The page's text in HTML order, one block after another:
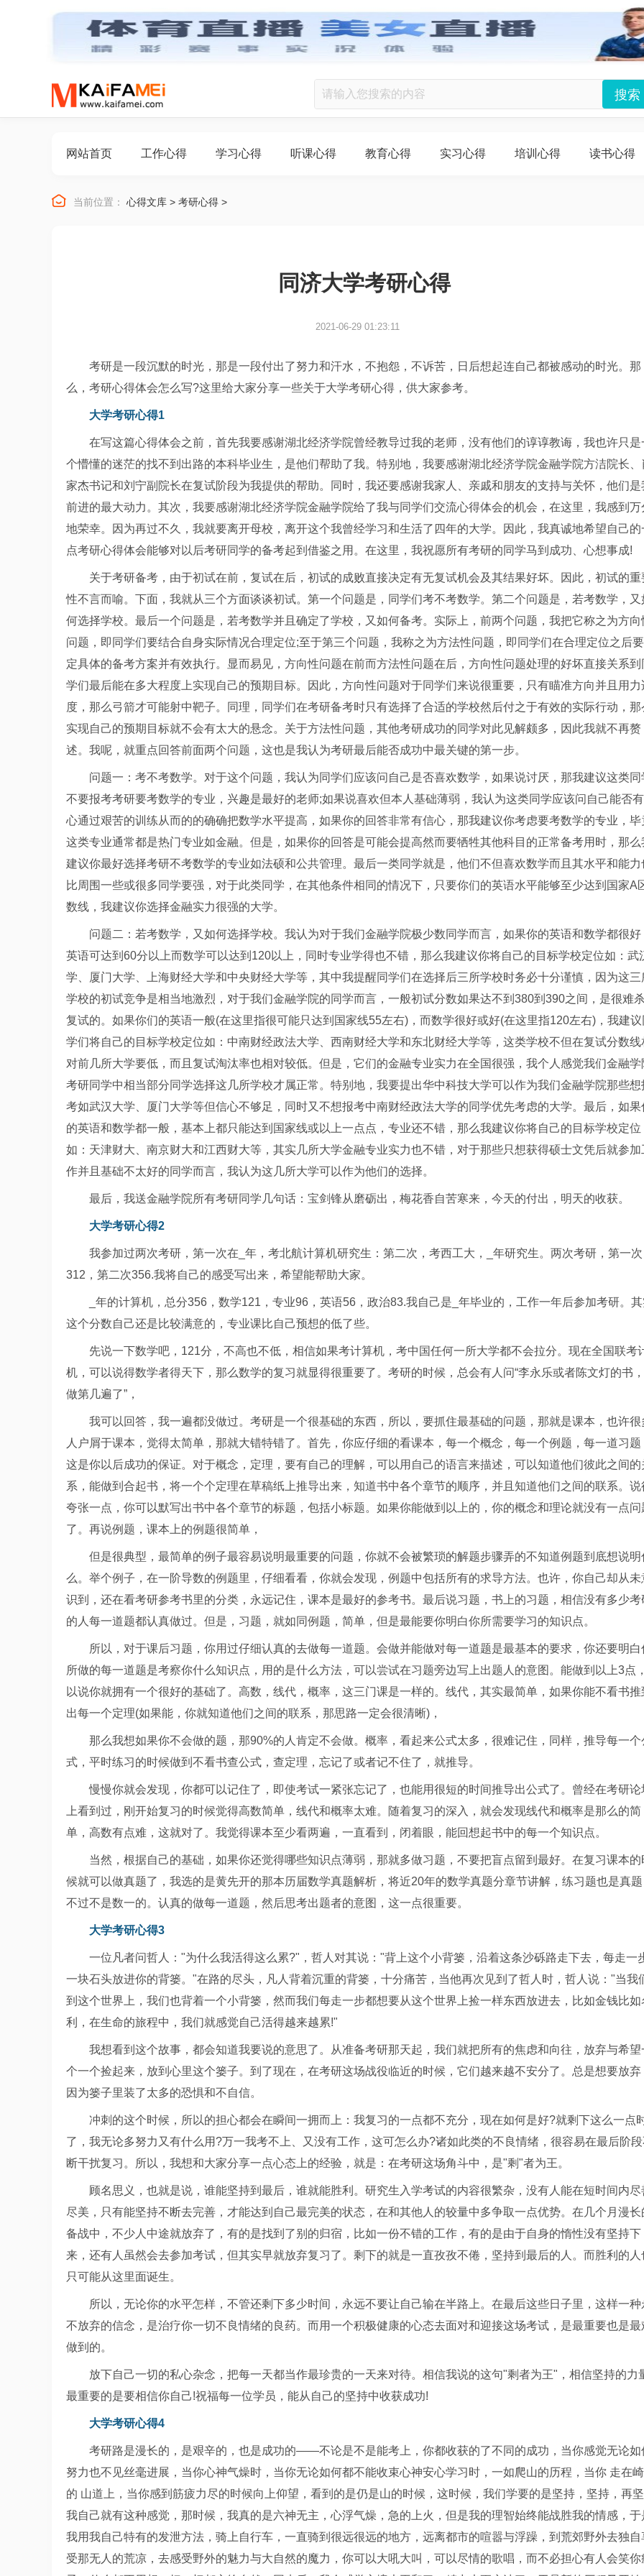
网站首页 工作心得 学习心得 听课心得 教育心得 实习心得 培训心得 读书心得
 当前位置： 心得文库 > 考研心得 >
同济大学考研心得
2021-06-29 01:23:11
考研是一段沉默的时光，那是一段付出了努力和汗水，不抱怨，不诉苦，日后想起连自己都被感动的时光。那
么，考研心得体会怎么写?这里给大家分享一些关于大学考研心得，供大家参考。
大学考研心得1
在写这篇心得体会之前，首先我要感谢湖北经济学院曾经教导过我的老师，没有他们的谆谆教诲，我也许只是
个懵懂的迷茫的找不到出路的本科毕业生，是他们帮助了我。特别地，我要感谢湖北经济学院金融学院方洁院长、
家杰书记和刘宁副院长在复试阶段为我提供的帮助。同时，我还要感谢我家人、亲戚和朋友的支持与关怀，他们是
前进的最大动力。其次，我要感谢湖北经济学院金融学院给了我与同学们交流心得体会的机会，在这里，我感到万
地荣幸。因为再过不久，我就要离开母校，离开这个我曾经学习和生活了四年的大学。因此，我真诚地希望自己的
点考研心得体会能够对以后考研同学的备考起到借鉴之用。在这里，我祝愿所有考研的同学马到成功、心想事成!
关于考研备考，由于初试在前，复试在后，初试的成败直接决定有无复试机会及其结果好坏。因此，初试的重
性不言而喻。下面，我就从三个方面谈谈初试。第一个问题是，同学们考不考数学。第二个问题是，若考数学，又
何选择学校。最后一个问题是，若考数学并且确定了学校，又如何备考。实际上，前两个问题，我把它称之为方向
问题，即同学们要结合自身实际情况合理定位;至于第三个问题，我称之为方法性问题，即同学们在合理定位之后要
定具体的备考方案并有效执行。显而易见，方向性问题在前而方法性问题在后，方向性问题处理的好坏直接关系到
学们最后能在多大程度上实现自己的预期目标。因此，方向性问题对于同学们来说很重要，只有瞄准方向并且用力
度，那么弓箭才可能射中靶子。同理，同学们在考研备考时只有选择了合适的学校然后付之于有效的实际行动，那
实现自己的预期目标就不会有太大的悬念。关于方法性问题，其他考研成功的同学对此见解颇多，因此我就不再赘
述。我呢，就重点回答前面两个问题，这也是我认为考研最后能否成功中最关键的第一步。
问题一：考不考数学。对于这个问题，我认为同学们应该问自己是否喜欢数学，如果说讨厌，那我建议这类同
不要报考考研要考数学的专业，兴趣是最好的老师;如果说喜欢但本人基础薄弱，我认为这类同学应该问自己能否
心通过艰苦的训练从而的的确确把数学水平提高，如果你的回答非常有信心，那我建议你考虑要考数学的专业，毕
这类专业通常都是热门专业如金融。但是，如果你的回答是可能会提高然而要牺牲其他科目的正常备考用时，那么
建议你最好选择考研不考数学的专业如法硕和公共管理。最后一类同学就是，他们不但喜欢数学而且其水平和能力
比周围一些或很多同学要强，对于此类同学，在其他条件相同的情况下，只要你们的英语水平能够至少达到国家A
数线，我建议你选择金融实力很强的大学。
问题二：若考数学，又如何选择学校。我认为对于我们金融学院极少数同学而言，如果你的英语和数学都很好
英语可达到60分以上而数学可以达到120以上，同时专业学得也不错，那么我建议你将自己的目标学校定位如：武
学、厦门大学、上海财经大学和中央财经大学等，其中我提醒同学们在选择后三所学校时务必十分谨慎，因为这三
学校的初试竞争是相当地激烈，对于我们金融学院的同学而言，一般初试分数如果达不到380到390之间，是很难
复试的。如果你们的英语一般(在这里指很可能只达到国家线55左右)，而数学很好或好(在这里指120左右)，我建议
学们将自己的目标学校定位如：中南财经政法大学、西南财经大学和东北财经大学等，这类学校不但在复试分数线
对前几所大学要低，而且复试淘汰率也相对较低。但是，它们的金融专业实力在全国很强，我个人感觉我们金融学
考研同学中相当部分同学选择这几所学校才属正常。特别地，我要提出华中科技大学可以作为我们金融学院那些想
考如武汉大学、厦门大学等但信心不够足，同时又不想报考中南财经政法大学的同学优先考虑的大学。最后，如果
的英语和数学都一般，基本上都只能达到国家线或以上一点点，专业还不错，那么我建议你将自己的目标学校定位
如：天津财大、南京财大和江西财大等，其实几所大学金融专业实力也不错，对于那些只想获得硕士文凭后就参加
作并且基础不太好的同学而言，我认为这几所大学可以作为他们的选择。
最后，我送金融学院所有考研同学几句话：宝剑锋从磨砺出，梅花香自苦寒来，今天的付出，明天的收获。
大学考研心得2
我参加过两次考研，第一次在_年，考北航计算机研究生：第二次，考西工大，_年研究生。两次考研，第一次
312，第二次356.我将自己的感受写出来，希望能帮助大家。
_年的计算机，总分356，数学121，专业96，英语56，政治83.我自己是_年毕业的，工作一年后参加考研。
这个分数自己还是比较满意的，专业课比自己预想的低了些。
先说一下数学吧，121分，不高也不低，相信如果考计算机，考中国任何一所大学都不会拉分。现在全国联考
机，可以说得数学者得天下，那么数学的复习就显得很重要了。考研的时候，总会有人问“李永乐或者陈文灯的书
做第几遍了”，
我可以回答，我一遍都没做过。考研是一个很基础的东西，所以，要抓住最基础的问题，那就是课本，也许很
人户屑于课本，觉得太简单，那就大错特错了。首先，你应仔细的看课本，每一个概念，每一个例题，每一道习题
这是你以后成功的保证。对于概念，定理，要有自己的理解，可以用自己的语言来描述，可以知道他们彼此之间的
系，能做到合起书，将一个个定理在草稿纸上推导出来，知道书中各个章节的顺序，并且知道他们之间的联系。说
夸张一点，你可以默写出书中各个章节的标题，包括小标题。如果你能做到以上的，你的概念和理论就没有一点问
了。再说例题，课本上的例题很简单，
但是很典型，最简单的例子最容易说明最重要的问题，你就不会被繁琐的解题步骤弄的不知道例题到底想说明
么。举个例子，在一阶导数的例题里，仔细看看，你就会发现，例题中包括所有的求导方法。也许，你自己却从未
识到，还在看考研参考书里的分类，永远记住，课本是最好的参考书。最后说习题，书上的习题，相信没有多少考
的人每一道题都认真做过。但是，习题，就如同例题，简单，但是最能要你明白你所需要学习的知识点。
所以，对于课后习题，你用过仔细认真的去做每一道题。会做并能做对每一道题是最基本的要求，你还要明白
所做的每一道题是考察你什么知识点，用的是什么方法，可以尝试在习题旁边写上出题人的意图。能做到以上3点
以说你就拥有一个很好的基础了。高数，线代，概率，这三门课是一样的。线代，其实最简单，如果你能不看书推
出每一个定理(如果能，你就知道他们之间的联系，那思路一定会很清晰)，
那么我想如果你不会做的题，那90%的人肯定不会做。概率，看起来公式太多，很难记住，同样，推导每一个
式，平时练习的时候做到不看书查公式，查定理，忘记了或者记不住了，就推导。
慢慢你就会发现，你都可以记住了，即使考试一紧张忘记了，也能用很短的时间推导出公式了。曾经在考研论
上看到过，刚开始复习的时候觉得高数简单，线代和概率太难。随着复习的深入，就会发现线代和概率是那么的简
单，高数有点难，这就对了。我觉得课本至少看两遍，一直看到，闭着眼，能回想起书中的每一个知识点。
当然，根据自己的基础，如果你还觉得哪些知识点薄弱，那就多做习题，不要把盲点留到最好。在复习课本的
候就可以做真题了，我选的是黄先开的那本历届数学真题解析，将近20年的数学真题分章节讲解，练习题也是真题
不过不是数一的。认真的做每一道题，然后思考出题者的意图，这一点很重要。
大学考研心得3
一位凡者问哲人："为什么我活得这么累?"，哲人对其说："背上这个小背篓，沿着这条沙砾路走下去，每走一
一块石头放进你的背篓。"在路的尽头，凡人背着沉重的背篓，十分痛苦，当他再次见到了哲人时，哲人说："当我
到这个世界上，我们也背着一个小背篓，然而我们每走一步都想要从这个世界上捡一样东西放进去，比如金钱比如
利，在生命的旅程中，我们就感觉自己活得越来越累!"
我想看到这个故事，都会知道我要说的意思了。从准备考研那天起，我们就把所有的焦虑和向往，放弃与希望
个一个捡起来，放到心里这个篓子。到了现在，在考研这场战役临近的时候，它们越来越不安分了。总是想要放弃
因为篓子里装了太多的恐惧和不自信。
冲刺的这个时候，所以的担心都会在瞬间一拥而上：我复习的一点都不充分，现在如何是好?就剩下这么一点
了，我无论多努力又有什么用?万一我考不上、又没有工作，这可怎么办?诸如此类的不良情绪，很容易在最后阶段
断干扰复习。所以，我想和大家分享一点心态上的经验，就是：在考研这场角斗中，是"剩"者为王。
顾名思义，也就是说，谁能坚持到最后，谁就能胜利。研究生入学考试的内容很繁杂，没有人能在短时间内尽
尽美，只有能坚持不断去完善，才能达到自己最完美的状态，在和其他人的较量中多争取一点优势。在几个月漫长
备战中，不少人中途就放弃了，有的是找到了别的归宿，比如一份不错的工作，有的是由于自身的惰性没有坚持下
来，还有人虽然会去参加考试，但其实早就放弃复习了。剩下的就是一直孜孜不倦，坚持到最后的人。而胜利的人
只可能从这里面诞生。
所以，无论你的水平怎样，不管还剩下多少时间，永远不要让自己输在半路上。在最后这些日子里，这样一种
不放弃的信念，是治疗你一切不良情绪的良药。而用一个积极健康的心态去面对和迎接这场考试，是最重要也是最
做到的。
放下自己一切的私心杂念，把每一天都当作最珍贵的一天来对待。相信我说的这句"剩者为王"，相信坚持的力
最重要的是要相信你自己!祝福每一位学员，能从自己的坚持中收获成功!
大学考研心得4
考研路是漫长的，是艰辛的，也是成功的——不论是不是能考上，你都收获的了不同的成功，当你感觉无论如
努力也不见丝毫进展，当你心神气燥时，当你无论如何都不能收束心神安心学习时，一如爬山的历程，当你 走在
的 山道上，当你感到筋疲力尽的时候向上仰望，看到的是仍是山的时候，这时候，我们学要的是坚持，坚持，再
我自己就有这种感觉，那时候，我真的是六神无主，心浮气燥，急的上火，但是我的理智始终能战胜我的情感，于
我用我自己特有的发泄方法，骑上自行车，一直骑到很远很远的地方，远离都市的喧嚣与浮躁，到荒郊野外去独自
受那无人的荒凉，去感受野外的魅力与大自然的魔力，你可以大吼大叫，可以尽情的歌唱，而不必担心有人会笑你